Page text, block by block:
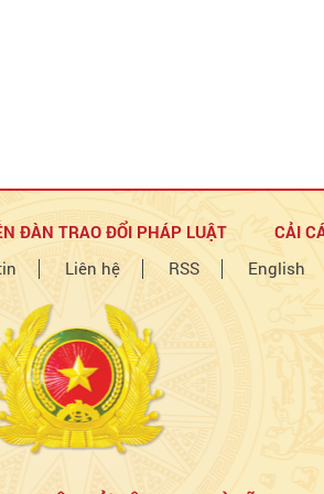
ĐÀN TRAO ĐỔI PHÁP LUẬT CẢI
Liên hệ RSS English